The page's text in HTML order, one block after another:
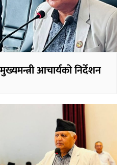
आचार्यको निर्देशन